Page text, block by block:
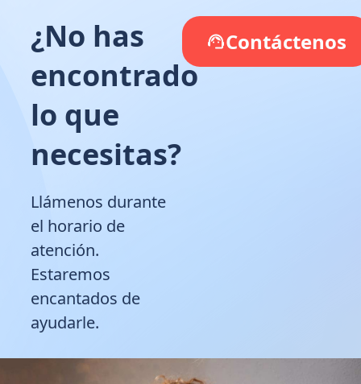
¿No has
encontrado
lo que
necesitas?
Llámenos durante
el horario de
atención.
Estaremos
encantados de
ayudarle.
Contáctenos